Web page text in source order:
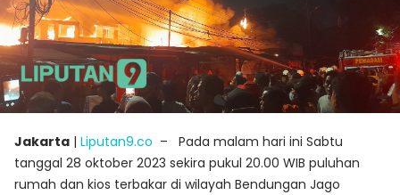
Jakarta | Liputan9.co – Pada malam hari ini Sabtu
tanggal 28 oktober 2023 sekira pukul 20.00 WIB puluhan
rumah dan kios terbakar di wilayah Bendungan Jago